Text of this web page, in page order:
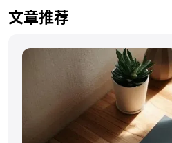
文章推荐